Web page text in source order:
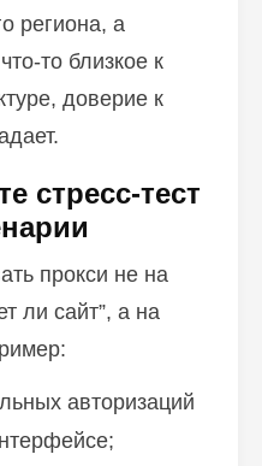
региона, а
то близкое к
доверие к
стресс-тест
прокси не на
ли сайт”, а на
авторизаций